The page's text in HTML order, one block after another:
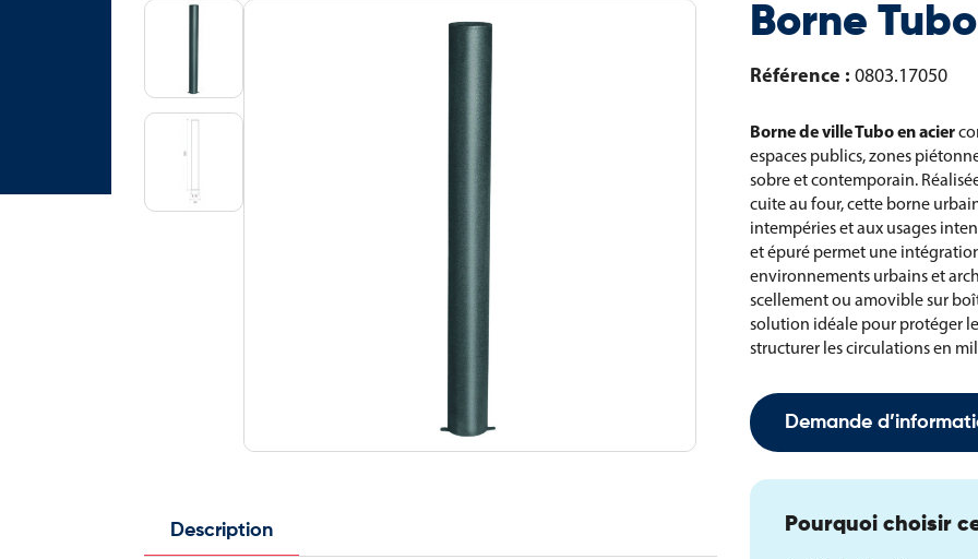
Description
Borne
Référence : 0803.17050
Borne de ville Tubo en acier
espaces publics, zones
sobre et contemporain.
cuite au four, cette borne
intempéries et aux usages
et épuré permet une
environnements urbains et
scellement ou amovible sur
solution idéale pour protéger
structurer les circulations en
Demande
Pourquoi choisir